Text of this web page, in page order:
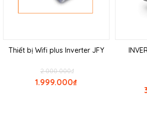
Thiết bị Wifi plus Inverter JFY
₫
2.000.000
₫
1.999.000